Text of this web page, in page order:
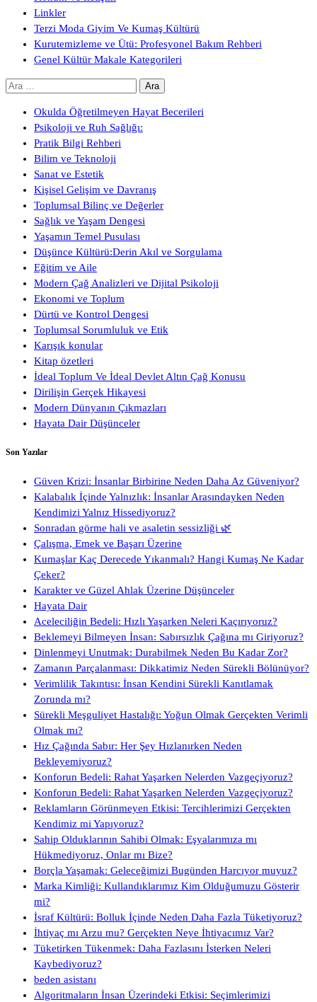
Linkler
Terzi Moda Giyim Ve Kumaş Kültürü
Kurutemizleme ve Ütü: Profesyonel Bakım Rehberi
Genel Kültür Makale Kategorileri
Arama:
Okulda Öğretilmeyen Hayat Becerileri
Psikoloji ve Ruh Sağlığı:
Pratik Bilgi Rehberi
Bilim ve Teknoloji
Sanat ve Estetik
Kişisel Gelişim ve Davranış
Toplumsal Bilinç ve Değerler
Sağlık ve Yaşam Dengesi
Yaşamın Temel Pusulası
Düşünce Kültürü:Derin Akıl ve Sorgulama
Eğitim ve Aile
Modern Çağ Analizleri ve Dijital Psikoloji
Ekonomi ve Toplum
Dürtü ve Kontrol Dengesi
Toplumsal Sorumluluk ve Etik
Karışık konular
Kitap özetleri
İdeal Toplum Ve İdeal Devlet Altın Çağ Konusu
Dirilişin Gerçek Hikayesi
Modern Dünyanın Çıkmazları
Hayata Dair Düşünceler
Son Yazılar
Güven Krizi: İnsanlar Birbirine Neden Daha Az Güveniyor?
Kalabalık İçinde Yalnızlık: İnsanlar Arasındayken Neden
Kendimizi Yalnız Hissediyoruz?
Sonradan görme hali ve asaletin sessizliği 🌿
Çalışma, Emek ve Başarı Üzerine
Kumaşlar Kaç Derecede Yıkanmalı? Hangi Kumaş Ne Kadar
Çeker?
Karakter ve Güzel Ahlak Üzerine Düşünceler
Hayata Dair
Aceleciliğin Bedeli: Hızlı Yaşarken Neleri Kaçırıyoruz?
Beklemeyi Bilmeyen İnsan: Sabırsızlık Çağına mı Giriyoruz?
Dinlenmeyi Unutmak: Durabilmek Neden Bu Kadar Zor?
Zamanın Parçalanması: Dikkatimiz Neden Sürekli Bölünüyor?
Verimlilik Takıntısı: İnsan Kendini Sürekli Kanıtlamak
Zorunda mı?
Sürekli Meşguliyet Hastalığı: Yoğun Olmak Gerçekten Verimli
Olmak mı?
Hız Çağında Sabır: Her Şey Hızlanırken Neden
Bekleyemiyoruz?
Konforun Bedeli: Rahat Yaşarken Nelerden Vazgeçiyoruz?
Konforun Bedeli: Rahat Yaşarken Nelerden Vazgeçiyoruz?
Reklamların Görünmeyen Etkisi: Tercihlerimizi Gerçekten
Kendimiz mi Yapıyoruz?
Sahip Olduklarının Sahibi Olmak: Eşyalarımıza mı
Hükmediyoruz, Onlar mı Bize?
Borçla Yaşamak: Geleceğimizi Bugünden Harcıyor muyuz?
Marka Kimliği: Kullandıklarımız Kim Olduğumuzu Gösterir
mi?
İsraf Kültürü: Bolluk İçinde Neden Daha Fazla Tüketiyoruz?
İhtiyaç mı Arzu mu? Gerçekten Neye İhtiyacımız Var?
Tüketirken Tükenmek: Daha Fazlasını İsterken Neleri
Kaybediyoruz?
beden asistanı
Algoritmaların İnsan Üzerindeki Etkisi: Seçimlerimizi